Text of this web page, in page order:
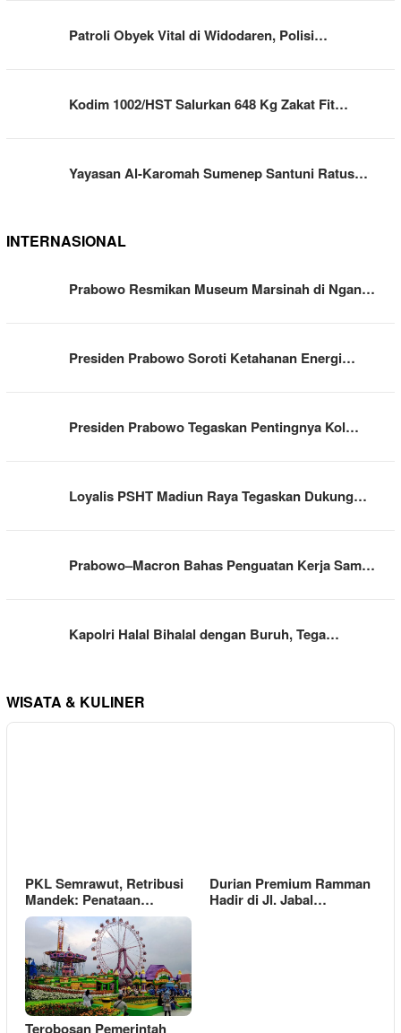
Patroli Obyek Vital di Widodaren, Polisi…
Kodim 1002/HST Salurkan 648 Kg Zakat Fit…
Yayasan Al-Karomah Sumenep Santuni Ratus…
INTERNASIONAL
Prabowo Resmikan Museum Marsinah di Ngan…
Presiden Prabowo Soroti Ketahanan Energi…
Presiden Prabowo Tegaskan Pentingnya Kol…
Loyalis PSHT Madiun Raya Tegaskan Dukung…
Prabowo–Macron Bahas Penguatan Kerja Sam…
Kapolri Halal Bihalal dengan Buruh, Tega…
WISATA & KULINER
PKL Semrawut, Retribusi
Mandek: Penataan…
Durian Premium Ramman
Hadir di Jl. Jabal…
Terobosan Pemerintah